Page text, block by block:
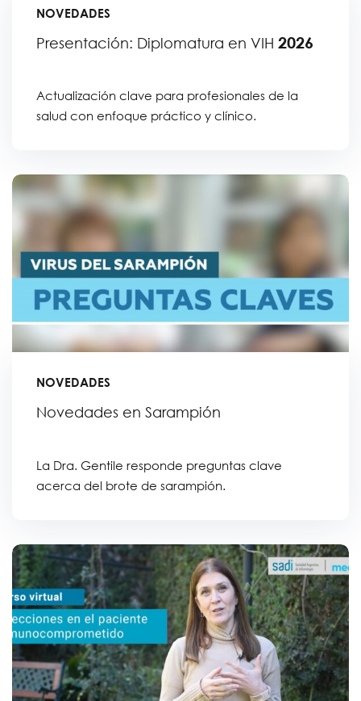
NOVEDADES
Presentación: Diplomatura en VIH 2026
Actualización clave para profesionales de la
salud con enfoque práctico y clínico.
NOVEDADES
Novedades en Sarampión
La Dra. Gentile responde preguntas clave
acerca del brote de sarampión.